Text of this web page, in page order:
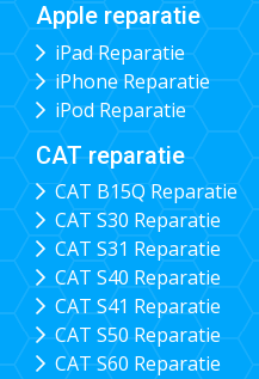
Apple reparatie
iPad Reparatie
iPhone Reparatie
iPod Reparatie
CAT reparatie
CAT B15Q Reparatie
CAT S30 Reparatie
CAT S31 Reparatie
CAT S40 Reparatie
CAT S41 Reparatie
CAT S50 Reparatie
CAT S60 Reparatie